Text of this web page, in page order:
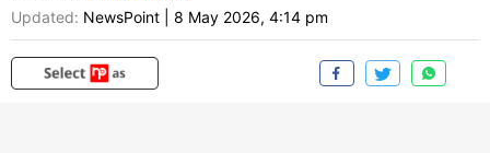
Updated: NewsPoint 8 May 2026, 4:14 pm